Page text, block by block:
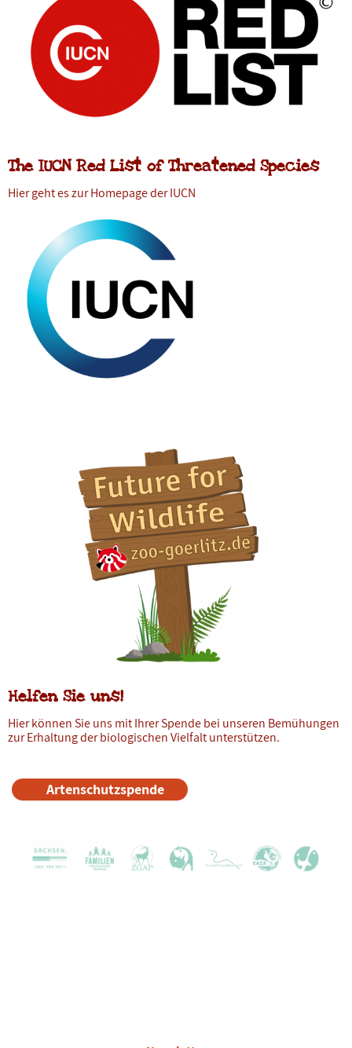
The IUCN Red List of Threatened Species
Hier geht es zur Homepage der IUCN
Helfen Sie uns!
Hier können Sie uns mit Ihrer Spende bei unseren Bemühungen
zur Erhaltung der biologischen Vielfalt unterstützen.
Artenschutzspende